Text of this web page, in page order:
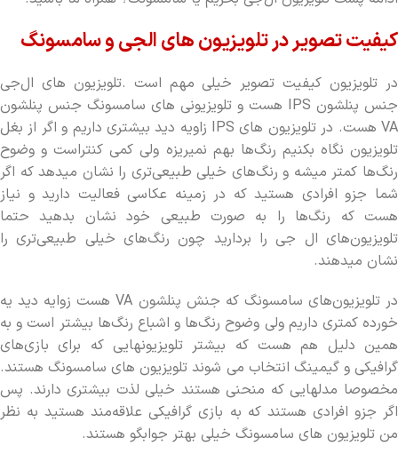
کیفیت تصویر در تلویزیون های الجی و سامسونگ
در تلویزیون کیفیت تصویر خیلی مهم است .تلویزیون های ال‌جی
جنس پنلشون IPS هست و تلویزیونی های سامسونگ جنس پنلشون
VA هست. در تلویزیون های‌ IPS زاویه دید بیشتری داریم و اگر از بغل
تلویزیون نگاه بکنیم رنگ‌ها بهم نمیریزه ولی کمی کنتراست و وضوح
رنگ‌ها کمتر میشه و رنگ‌های خیلی طبیعی‌تری را نشان میدهد که اگر
شما جزو افرادی هستید که در زمینه عکاسی فعالیت دارید و نیاز
هست که رنگ‌ها را به صورت طبیعی خود نشان بدهید حتما
تلویزیون‌های ال جی را بردارید چون رنگ‌های خیلی طبیعی‌تری را
نشان میدهند.
در تلویزیون‌های سامسونگ که جنش پنلشون VA هست زوایه دید یه
خورده کمتری داریم ولی وضوح رنگ‌ها و اشباع رنگ‌ها بیشتر است و به
همین دلیل هم هست که بیشتر تلویزیونهایی که برای بازی‌های
گرافیکی و گیمینگ انتخاب می شوند تلویزیون های سامسونگ هستند.
مخصوصا مدلهایی که منحنی هستند خیلی لذت بیشتری دارند. پس
اگر جزو افرادی هستند که به بازی گرافیکی علاقه‌مند هستید به نظر
من تلویزیون های سامسونگ خیلی بهتر جوابگو هستند.